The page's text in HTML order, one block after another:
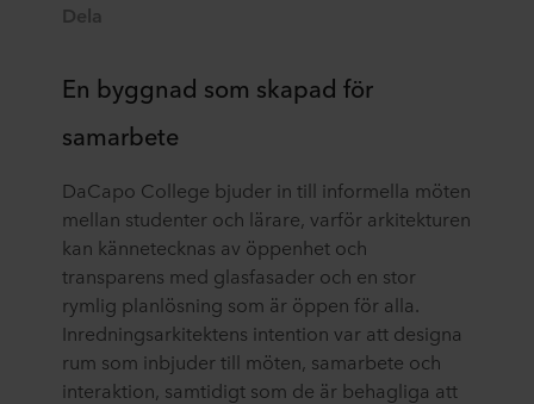
Dela
En byggnad som skapad för
samarbete
DaCapo College bjuder in till informella möten
mellan studenter och lärare, varför arkitekturen
kan kännetecknas av öppenhet och
transparens med glasfasader och en stor
rymlig planlösning som är öppen för alla.
Inredningsarkitektens intention var att designa
rum som inbjuder till möten, samarbete och
interaktion, samtidigt som de är behagliga att